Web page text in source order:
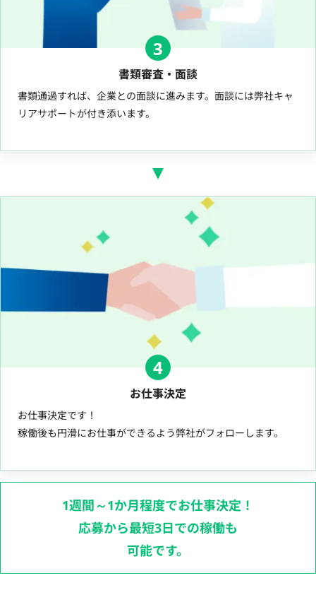
3
書類審査・面談
書類通過すれば、企業との面談に進みます。面談には弊社キャ
リアサポートが付き添います。
4
お仕事決定
お仕事決定です！
稼働後も円滑にお仕事ができるよう弊社がフォローします。
1週間～1か月程度でお仕事決定！
応募から最短3日での稼働も
可能です。